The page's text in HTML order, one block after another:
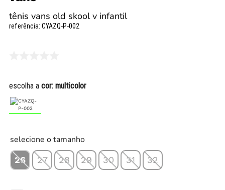
tênis vans old skool v infantil
referência: CYAZQ-P-002
escolha a cor: multicolor
selecione o tamanho
26 27 28 29 30 31 32